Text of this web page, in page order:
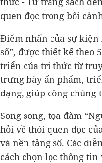
quen đọc trong bối
Điểm nhấn của sự kiện
số”, được thiết kế theo
triển của tri thức từ
trưng bày ấn phẩm,
dạng, giúp công
Song song, tọa đàm
hỏi về thói quen đọc
và nền tảng số. Các
cách chọn lọc thông tin